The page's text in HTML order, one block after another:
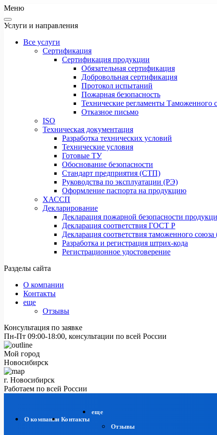
Меню
Услуги и направления
Все услуги
Сертификация
Сертификация продукции
Обязательная сертификация
Добровольная сертификация
Протокол испытаний
Пожарная безопасность
Технические регламенты Таможенного
Отказное письмо
ISO
Техническая документация
Разработка технических условий
Технические условия
Готовые ТУ
Обоснование безопасности
Стандарт предприятия (СТП)
Руководства по эксплуатации (РЭ)
Оформление паспорта на продукцию
ХАССП
Декларирование
Декларация пожарной безопасности
Декларация соответствия ГОСТ Р
Декларация соответствия таможенного
Разработка и регистрация штрих-кода
Регистрационное удостоверение
Разделы сайта
О компании
Контакты
еще
Отзывы
Консультация по заявке
Пн-Пт 09:00-18:00, консультации по всей России
Мой город
Новосибирск
г. Новосибирск
Работаем по всей России
О компании Контакты
еще
Отзывы